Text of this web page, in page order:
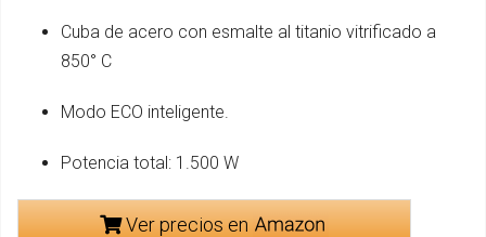
Cuba de acero con esmalte al titanio vitrificado a
850° C
Modo ECO inteligente.
Potencia total: 1.500 W
Ver precios en